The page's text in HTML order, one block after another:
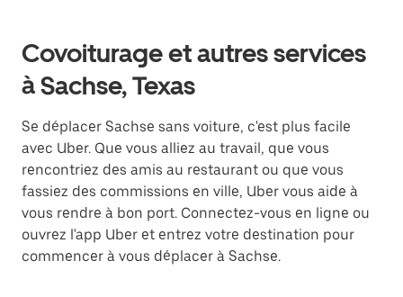
Covoiturage et autres services
à Sachse, Texas
Se déplacer Sachse sans voiture, c'est plus facile
avec Uber. Que vous alliez au travail, que vous
rencontriez des amis au restaurant ou que vous
fassiez des commissions en ville, Uber vous aide à
vous rendre à bon port. Connectez-vous en ligne ou
ouvrez l'app Uber et entrez votre destination pour
commencer à vous déplacer à Sachse.